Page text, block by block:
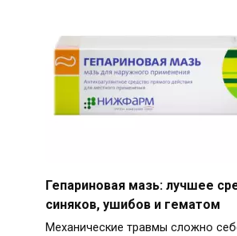
Гепариновая мазь: лучшее
синяков, ушибов и гематом
Механические травмы сложно